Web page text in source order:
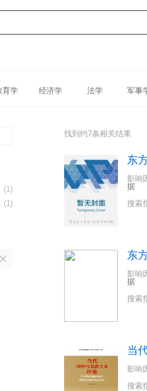
育学 经济学 法学 军事
(1)
(1)
找到约7条相关结果
东
影响
据
搜索
东
影响
据
搜索
当
影响
搜索